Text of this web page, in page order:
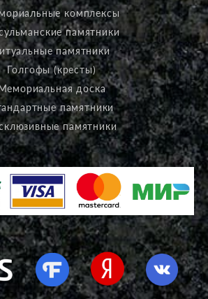
комплексы
памятники
памятники
Голгофы (кресты)
доска
памятники
памятники